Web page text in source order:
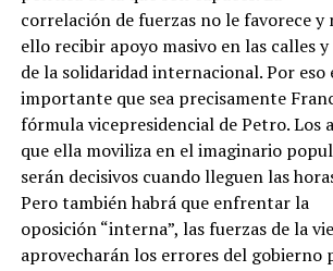
correlación de fuerzas no le favorece y
ello recibir apoyo masivo en las calles
de la solidaridad internacional. Por eso
importante que sea precisamente
fórmula vicepresidencial de Petro. Los
que ella moviliza en el imaginario
serán decisivos cuando lleguen las
Pero también habrá que enfrentar la
oposición “interna”, las fuerzas de la
aprovecharán los errores del gobierno